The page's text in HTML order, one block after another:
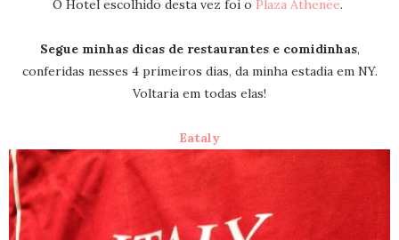
O Hotel escolhido desta vez foi o Plaza Athenee.
Segue minhas dicas de restaurantes e comidinhas,
conferidas nesses 4 primeiros dias, da minha estadia em NY.
Voltaria em todas elas!
Eataly